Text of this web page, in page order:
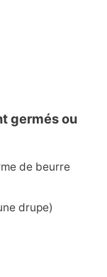
germés ou
de beurre
drupe)